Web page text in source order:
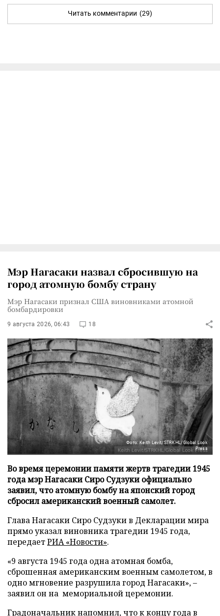
Читать комментарии (29)
Мэр Нагасаки назвал сбросившую на
город атомную бомбу страну
Мэр Нагасаки признал США виновниками атомной
бомбардировки
9 августа 2026, 06:43 18
Фото: Keith Levit/STRKHL/Global Look
Press
Во время церемонии памяти жертв трагедии 1945
года мэр Нагасаки Сиро Судзуки официально
заявил, что атомную бомбу на японский город
сбросил американский военный самолет.
Глава Нагасаки Сиро Судзуки в Декларации мира
прямо указал виновника трагедии 1945 года,
передаетРИА «Новости».
«9 августа 1945 года одна атомная бомба,
сброшенная американским военным самолетом, в
одно мгновение разрушила город Нагасаки», –
заявил он на мемориальной церемонии.
Градоначальник напомнил, что к концу года в